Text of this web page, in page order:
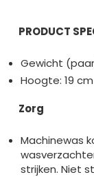
PRODUCT
Gewicht
Hoogte: 19 cm
Zorg
Machinewas
strijken. Niet